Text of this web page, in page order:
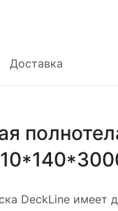
Доставка
DeckLine имеет